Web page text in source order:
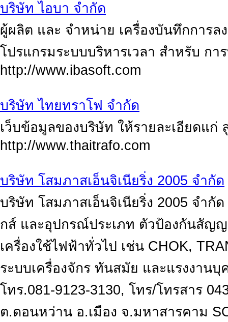
บริษัท ไอบา จำกัด
ผู้ผลิต และ จำหน่าย เครื่องบันทึกการล
โปรแกรมระบบบริหารเวลา สำหรับ กา
http://www.ibasoft.com
บริษัท ไทยทราโฟ จำกัด
เว็บข้อมูลของบริษัท ให้รายละเอียดแก่
http://www.thaitrafo.com
บริษัท โสมภาสเอ็นจิเนียริ่ง 2005 จำกัด
บริษัท โสมภาสเอ็นจิเนียริ่ง 2005 จำกั
กส์ และอุปกรณ์ประเภท ตัวป้องกันสัญ
เครื่องใช้ไฟฟ้าทั่วไป เช่น CHOK,
ระบบเครื่องจักร ทันสมัย และแรงงาน
โทร.081-9123-3130, โทร/โทรสาร
ต.ดอนหว่าน อ.เมือง จ.มหาสารคาม